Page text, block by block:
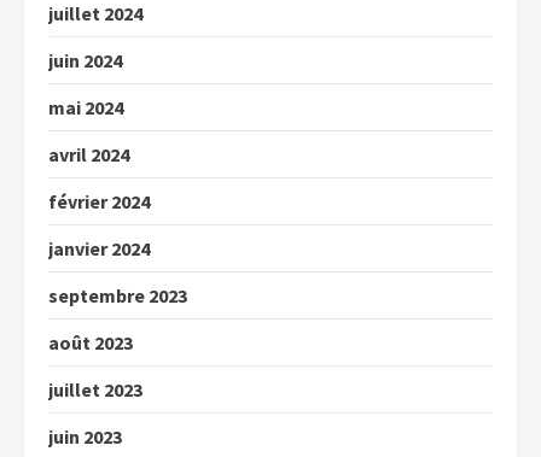
juillet 2024
juin 2024
mai 2024
avril 2024
février 2024
janvier 2024
septembre 2023
août 2023
juillet 2023
juin 2023